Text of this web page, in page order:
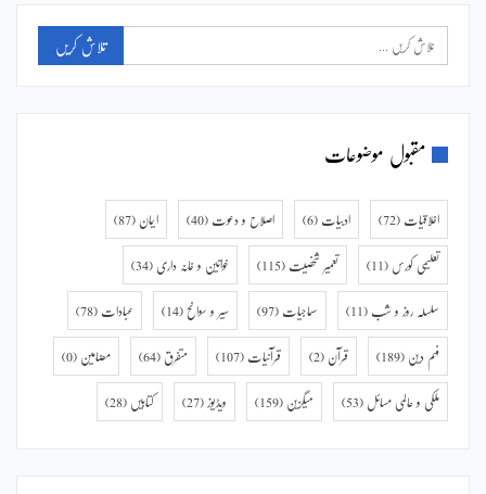
مقبول موضوعات
اخلاقیات (72) ادبیات (6) اصلاح و دعوت (40) ایمان (87)
تعلیمی کورس (11) تعمیر شخصیت (115) خواتین و خانہ داری (34)
سلسلہ روز و شب (11) سماجیات (97) سیر و سوانح (14) عبادات (78)
فہم دین (189) قرآن (2) قرآنیات (107) متفرق (64) مضامین (0)
ملکی و عالمی مسائل (53) میگزین (159) ویڈیوز (27) کتابیں (28)